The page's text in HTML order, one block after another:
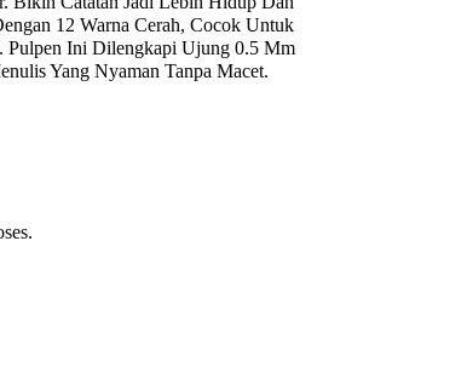
12 Warna Cerah, Cocok Untuk
Pulpen Ini Dilengkapi Ujung 0.5 Mm
Yang Nyaman Tanpa Macet.